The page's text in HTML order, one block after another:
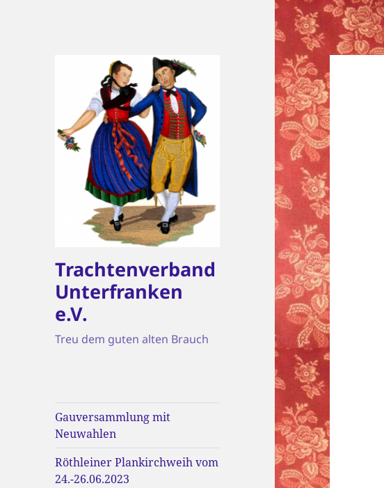
Trachtenverband
Unterfranken
e.V.
Treu dem guten alten Brauch
Gauversammlung mit
Neuwahlen
Röthleiner Plankirchweih vom
24.-26.06.2023